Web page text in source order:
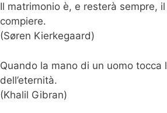
Il matrimonio è, e resterà sempre,
compiere.
(Søren Kierkegaard)
Quando la mano di un uomo
dell’eternità.
(Khalil Gibran)